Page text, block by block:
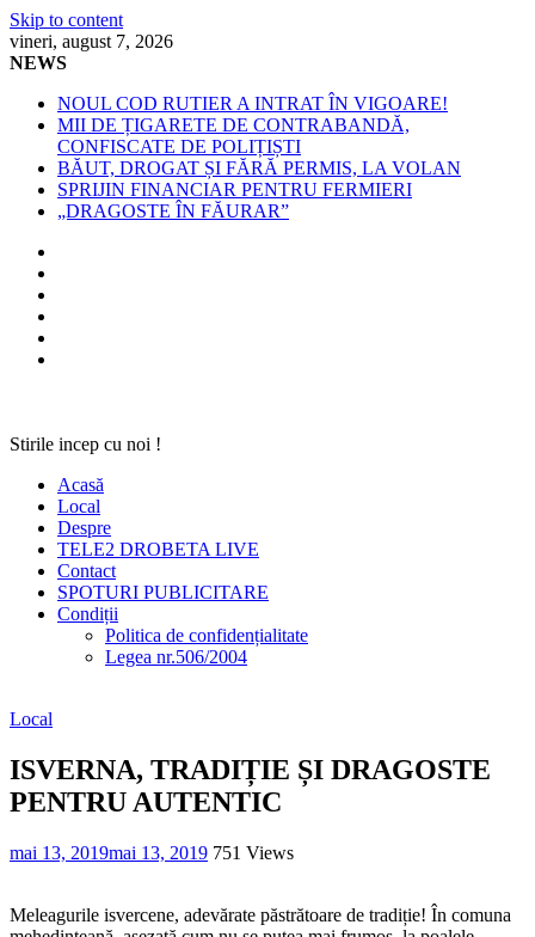
Skip to content
vineri, august 7, 2026
NEWS
NOUL COD RUTIER A INTRAT ÎN VIGOARE!
MII DE ȚIGARETE DE CONTRABANDĂ,
CONFISCATE DE POLIȚIȘTI
BĂUT, DROGAT ȘI FĂRĂ PERMIS, LA VOLAN
SPRIJIN FINANCIAR PENTRU FERMIERI
„DRAGOSTE ÎN FĂURAR”
Stirile incep cu noi !
Acasă
Local
Despre
TELE2 DROBETA LIVE
Contact
SPOTURI PUBLICITARE
Condiții
Politica de confidențialitate
Legea nr.506/2004
Local
ISVERNA, TRADIȚIE ȘI DRAGOSTE
PENTRU AUTENTIC
mai 13, 2019mai 13, 2019 751 Views
Meleagurile isvercene, adevărate păstrătoare de tradiție! În comuna